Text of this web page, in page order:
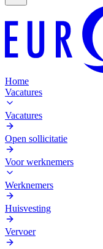
Home
Vacatures
Vacatures
Open sollicitatie
Voor werknemers
Werknemers
Huisvesting
Vervoer